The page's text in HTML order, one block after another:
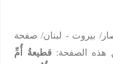
بيروت - لبنان/ صفحة
قطيعةُ أُمِّ